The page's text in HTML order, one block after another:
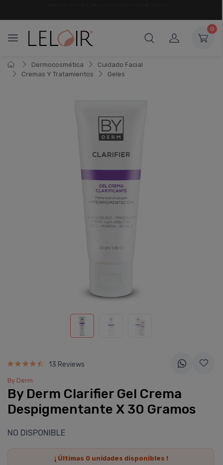
0
Dermocosmética
Cuidado Facial
Cremas Y Tratamientos
Geles
13 Reviews
By Derm
By Derm Clarifier Gel Crema
Despigmentante X 30 Gramos
NO DISPONIBLE
¡ Últimas 0unidades disponibles !